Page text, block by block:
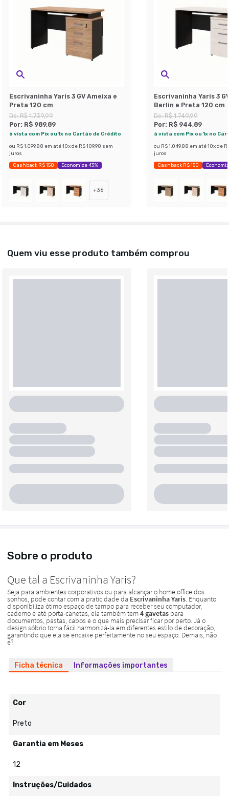
Escrivaninha Yaris 3 GV Ameixa e
Preta 120 cm
De:R$ 1.739,99
Por: R$ 989,89
à vista com Pix ou 1x no Cartão de Crédito
ou R$ 1.099,88 em até 10x de R$ 109,98 sem
juros
Cashback R$ 150 Economize 43%
+36
Escrivaninha Yaris 3
Berlin e Preta 120 cm
De:R$ 1.749,99
Por: R$ 944,89
à vista com Pix ou 1x no
ou R$ 1.049,88 em até 10x de
juros
Cashback R$ 150
Quem viu esse produto também comprou
Sobre o produto
Ficha técnica Informações importantes
Cor
Preto
Garantia em Meses
12
Instruções/Cuidados